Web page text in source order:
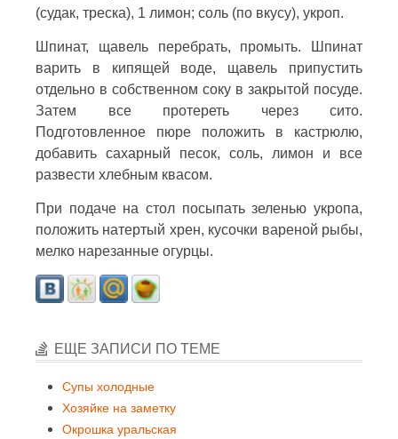
(судак, треска), 1 лимон; соль (по вкусу), укроп.
Шпинат, щавель перебрать, промыть. Шпинат
варить в кипящей воде, щавель припустить
отдельно в собственном соку в закрытой посуде.
Затем все протереть через сито.
Подготовленное пюре положить в кастрюлю,
добавить сахарный песок, соль, лимон и все
развести хлебным квасом.
При подаче на стол посыпать зеленью укропа,
положить натертый хрен, кусочки вареной рыбы,
мелко нарезанные огурцы.
ЕЩЕ ЗАПИСИ ПО ТЕМЕ
Супы холодные
Хозяйке на заметку
Окрошка уральская